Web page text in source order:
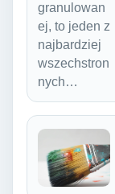
granulowan
ej, to jeden z
najbardziej
wszechstron
nych…